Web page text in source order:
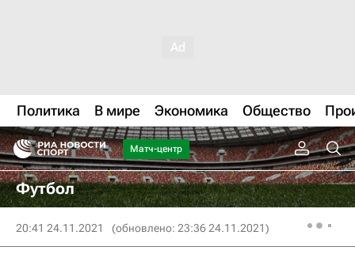
Политика В мире Экономика Общество
Матч-центр
Футбол
20:41 24.11.2021 (обновлено: 23:36 24.11.2021)